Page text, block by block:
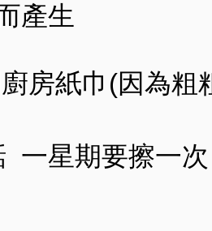
產生
房紙巾(因為粗
一星期要擦一